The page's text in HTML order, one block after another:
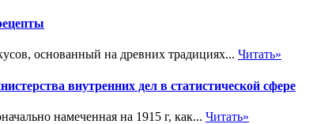
основанный на древних традициях... Читать»
внутренних дел в статистической сфере
намеченная на 1915 г, как... Читать»